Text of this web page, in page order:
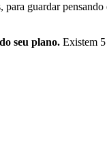
guardar
seu plano. Existem